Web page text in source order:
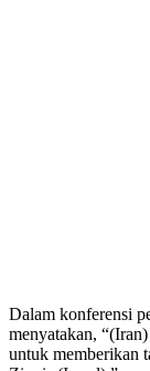
Dalam konferensi
menyatakan,
untuk memberikan